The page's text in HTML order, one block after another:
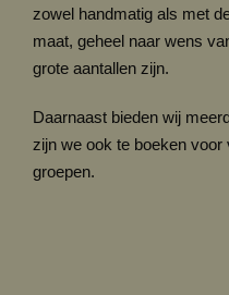
zowel handmatig als met
maat, geheel naar wens
grote aantallen zijn.
Daarnaast bieden wij
zijn we ook te boeken
groepen.